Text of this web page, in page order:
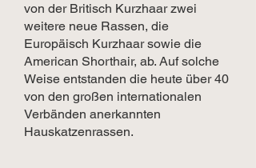
von der Britisch Kurzhaar zwei
weitere neue Rassen, die
Europäisch Kurzhaar sowie die
American Shorthair, ab. Auf solche
Weise entstanden die heute über 40
von den großen internationalen
Verbänden anerkannten
Hauskatzenrassen.